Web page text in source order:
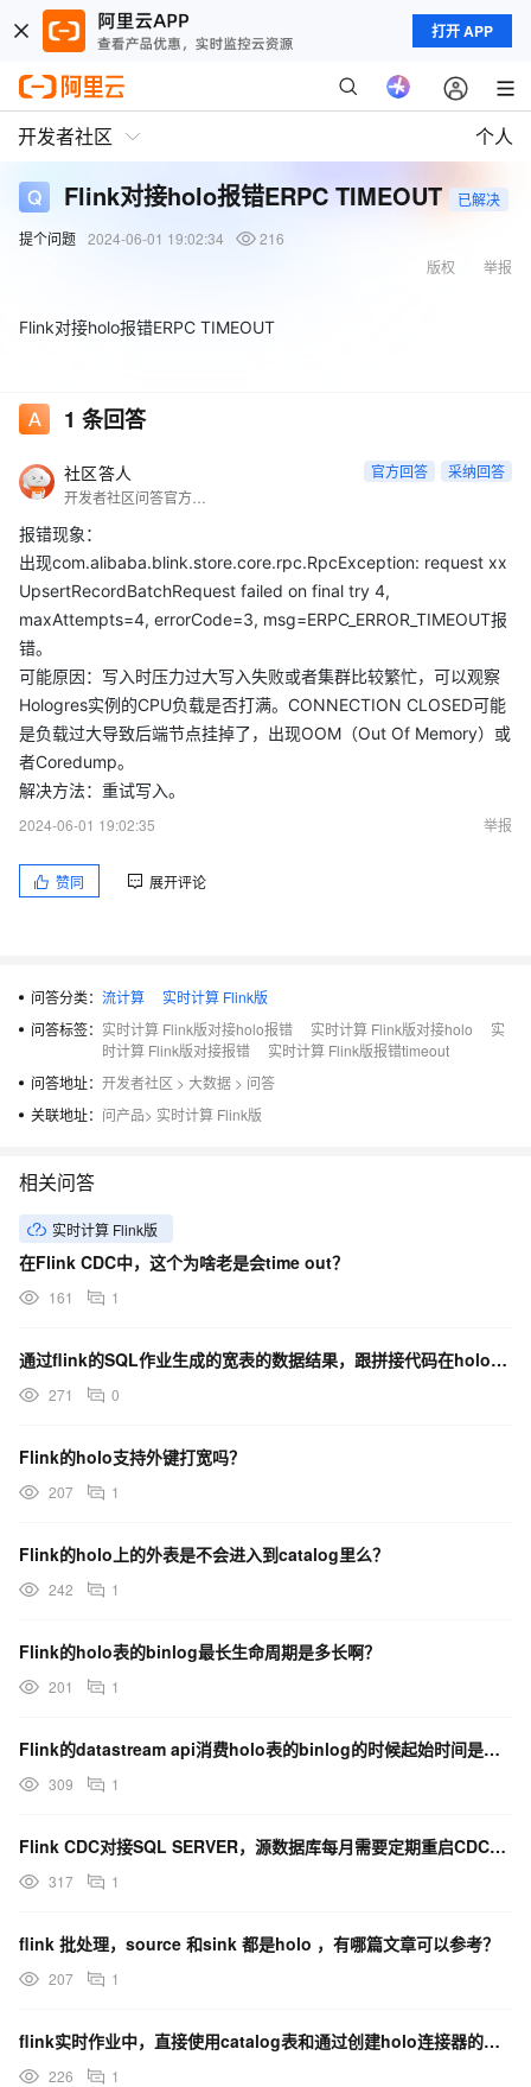
打开 APP
开发者社区 个人
Flink对接holo报错ERPC TIMEOUT
已解决
提个问题 2024-06-01 19:02:34
216
举报
版权
Flink对接holo报错ERPC TIMEOUT
1 条回答
社区答人 官方回答 采纳回答
报错现象：
出现com.alibaba.blink.store.core.rpc.RpcException: request xx
UpsertRecordBatchRequest failed on final try 4,
maxAttempts=4, errorCode=3, msg=ERPC_ERROR_TIMEOUT报
错。
可能原因：写入时压力过大写入失败或者集群比较繁忙，可以观察
Hologres实例的CPU负载是否打满。CONNECTION CLOSED可能
是负载过大导致后端节点挂掉了，出现OOM（Out Of Memory）或
者Coredump。
解决方法：重试写入。
2024-06-01 19:02:35
举报
赞同 展开评论
问答分类： 流计算
实时计算 Flink版
问答标签： 实时计算 Flink版对接holo报错 实时计算 Flink版对接holo
实
时计算 Flink版对接报错
实时计算 Flink版报错timeout
问答地址： 开发者社区 > 大数据 > 问答
关联地址： 问产品> 实时计算 Flink版
相关问答
实时计算 Flink版
在Flink CDC中，这个为啥老是会time out？
161 1
通过flink的SQL作业生成的宽表的数据结果，跟拼接代码在holo里跑出来的查询结果不一致为什么？
271 0
Flink的holo支持外键打宽吗？
207 1
Flink的holo上的外表是不会进入到catalog里么？
242 1
Flink的holo表的binlog最长生命周期是多长啊？
201 1
Flink的datastream api消费holo表的binlog的时候起始时间是怎么设置的？
309 1
Flink CDC对接SQL SERVER，源数据库每月需要定期重启CDC导致流数据不完整
317 1
flink 批处理，source 和sink 都是holo ，有哪篇文章可以参考？
207 1
flink实时作业中，直接使用catalog表和通过创建holo连接器的临时表去使用，有什么不同呢？
226 1